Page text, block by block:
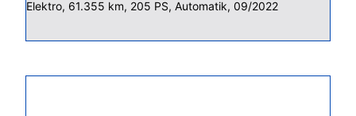
Elektro, 61.355 km, 205 PS, Automatik, 09/2022